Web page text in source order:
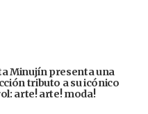
Minujín presenta una
tributo a su icónico
arte! arte! moda!